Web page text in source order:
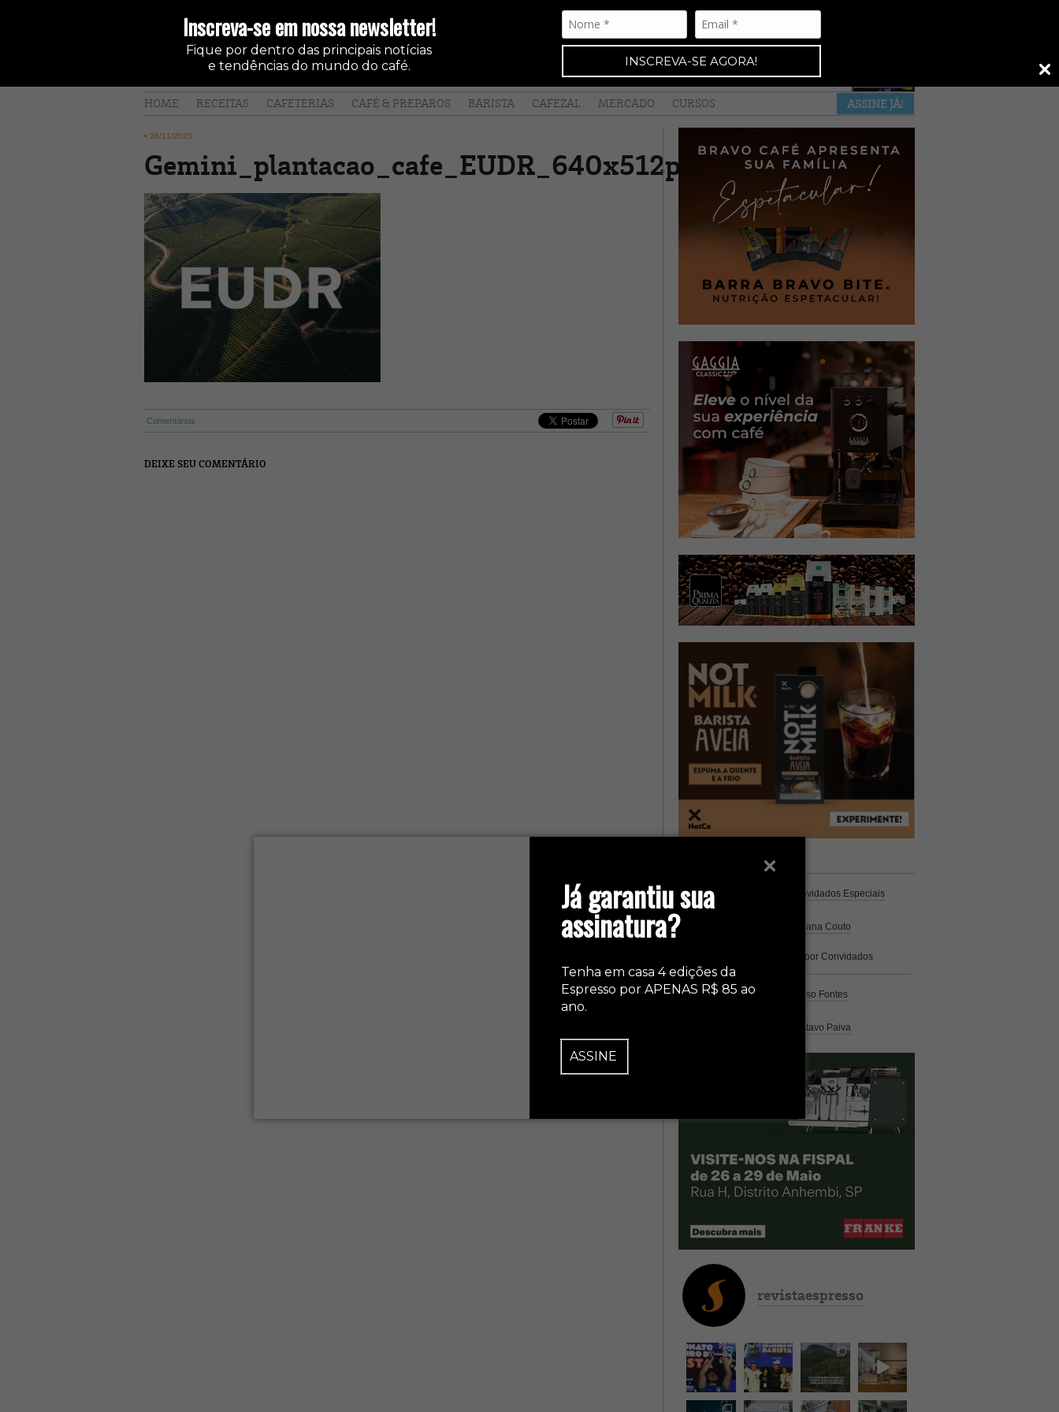
Já garantiu sua
assinatura?
Tenha em casa 4 edições da
Espresso por APENAS R$ 85 ao
ano.
ASSINE
Inscreva-se em nossa newsletter!
Fique por dentro das principais notícias
e tendências do mundo do café.
INSCREVA-SE AGORA!
•NAS BANCAS
HOME RECEITAS CAFETERIAS CAFÉ & PREPAROS BARISTA CAFEZAL MERCADO ASSINE JÁ!
CURSOS
• 26/11/2025
Gemini_plantacao_cafe_EUDR_640x512px
Comentários
DEIXE SEU COMENTÁRIO
Espresso
Coluna Café por Convidados Especiais
por Cristiana Couto
por Convidados
Especiais
Análisepor Caio Alonso Fontes
por Gustavo Paiva
revistaespresso